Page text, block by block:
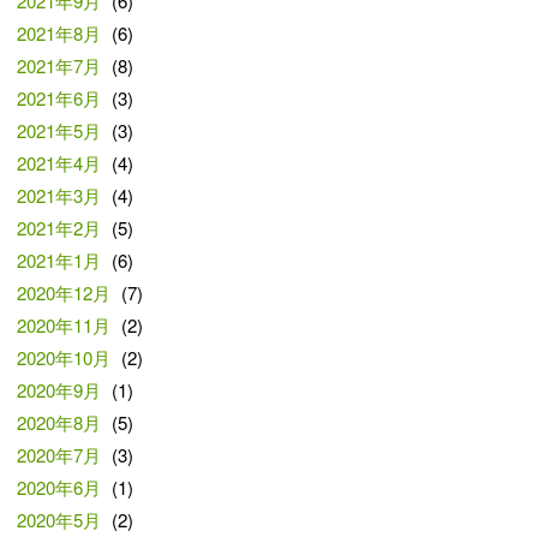
2021年8月
(6)
2021年7月
(8)
2021年6月
(3)
2021年5月
(3)
2021年4月
(4)
2021年3月
(4)
2021年2月
(5)
2021年1月
(6)
2020年12月
(7)
2020年11月
(2)
2020年10月
(2)
2020年9月
(1)
2020年8月
(5)
2020年7月
(3)
2020年6月
(1)
2020年5月
(2)